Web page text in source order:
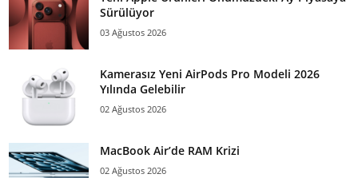
Sürülüyor
03 Ağustos 2026
Kamerasız Yeni AirPods Pro Modeli 2026
Yılında Gelebilir
02 Ağustos 2026
MacBook Air’de RAM Krizi
02 Ağustos 2026